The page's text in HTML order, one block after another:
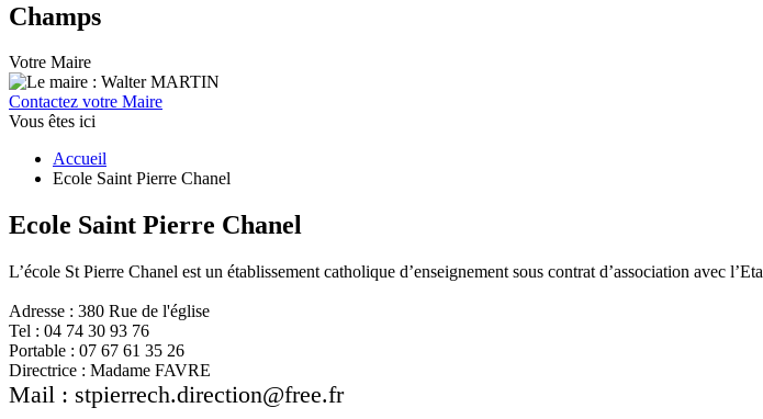
Champs
Votre Maire
Contactez votre Maire
Vous êtes ici
Accueil
Ecole Saint Pierre Chanel
Ecole Saint Pierre Chanel
L’école St Pierre Chanel est un établissement catholique d’enseignement sous contrat d’association avec
Adresse : 380 Rue de l'église
Tel : 04 74 30 93 76
Portable : 07 67 61 35 26
Directrice : Madame FAVRE
Mail : stpierrech.direction@free.fr